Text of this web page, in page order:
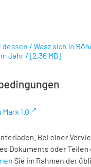
dessen / Wasz sich in
Jahr / [2,36 MB]
1.0
Bei einer
Dokuments oder Teilen
Sie im Rahmen der